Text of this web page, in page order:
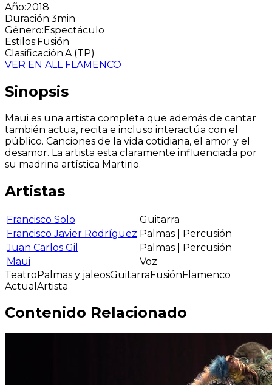
Año:2018
Duración:3min
Género:Espectáculo
Estilos:Fusión
Clasificación:A (TP)
VER EN ALL FLAMENCO
Sinopsis
Maui es una artista completa que además de cantar
también actua, recita e incluso interactúa con el
público. Canciones de la vida cotidiana, el amor y el
desamor. La artista esta claramente influenciada por
su madrina artística Martirio.
Artistas
Francisco Solo
Guitarra
Francisco Javier Rodríguez Palmas | Percusión
Juan Carlos Gil
Palmas | Percusión
Maui
Voz
TeatroPalmas y jaleosGuitarraFusiónFlamenco
Actual Artista
Contenido Relacionado